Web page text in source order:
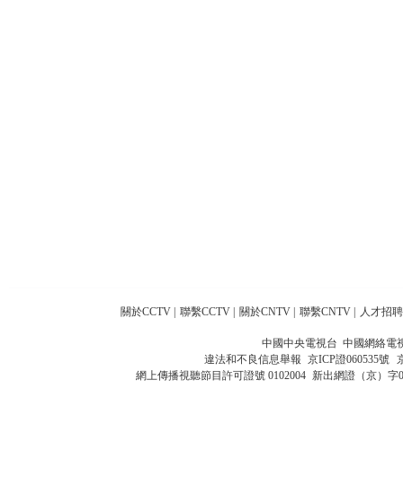
關於CCTV 聯繫CCTV 關於CNTV 聯繫CNTV 人才招聘
中國中央電視台 中國網絡電
違法和不良信息舉報 京ICP證060535號
網上傳播視聽節目許可證號 0102004 新出網證（京）